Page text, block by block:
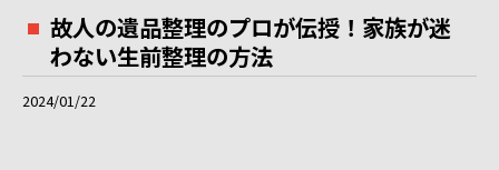
故人の遺品整理のプロが伝授！家族が迷
わない生前整理の方法
2024/01/22